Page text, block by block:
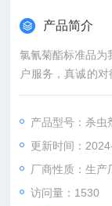
产品简介
氯氰菊酯标准品为
户服务，真诚的
设有专业实验室，
产品型号：杀虫
更新时间：
厂商性质：生产
访问量：1530